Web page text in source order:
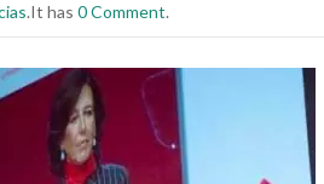
.It has 0 Comment.